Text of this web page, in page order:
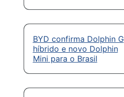
BYD confirma Dolphin G
híbrido e novo Dolphin
Mini para o Brasil